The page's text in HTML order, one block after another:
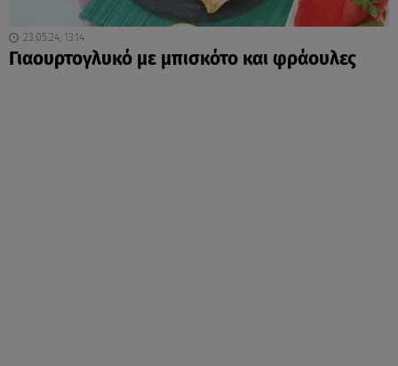
23.05.24, 13:14
Γιαουρτογλυκό με μπισκότο και φράουλες